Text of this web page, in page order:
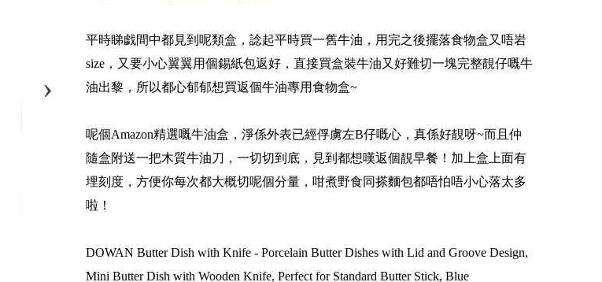
平時睇戯間中都見到呢類盒，諗起平時買一舊牛油，用完之後擺落食物盒又唔岩
size，又要小心翼翼用個錫紙包返好，直接買盒裝牛油又好難切一塊完整靚仔嘅牛
油出黎，所以都心郁郁想買返個牛油專用食物盒~
呢個Amazon精選嘅牛油盒，淨係外表已經俘虜左B仔嘅心，真係好靚呀~而且仲
隨盒附送一把木質牛油刀，一切切到底，見到都想嘆返個靚早餐！加上盒上面有
埋刻度，方便你每次都大概切呢個分量，咁煮野食同搽麵包都唔怕唔小心落太多
啦！
DOWAN Butter Dish with Knife - Porcelain Butter Dishes with Lid and Groove Design,
Mini Butter Dish with Wooden Knife, Perfect for Standard Butter Stick, Blue